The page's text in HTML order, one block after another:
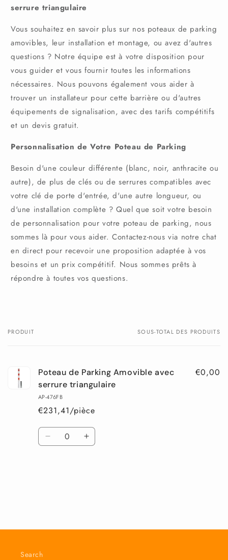
serrure triangulaire
Vous souhaitez en savoir plus sur nos poteaux de parking
amovibles, leur installation et montage, ou avez d'autres
questions ? Notre équipe est à votre disposition pour
vous guider et vous fournir toutes les informations
nécessaires. Nous pouvons également vous aider à
trouver un installateur pour cette barrière ou d'autres
équipements de signalisation, avec des tarifs compétitifs
et un devis gratuit.
Personnalisation de Votre Poteau de Parking
Besoin d'une couleur différente (blanc, noir, anthracite ou
autre), de plus de clés ou de serrures compatibles avec
votre clé de porte d'entrée, d'une autre longueur, ou
d'une installation complète ? Quel que soit votre besoin
de personnalisation pour votre poteau de parking, nous
sommes là pour vous aider. Contactez-nous via notre chat
en direct pour recevoir une proposition adaptée à vos
besoins et un prix compétitif. Nous sommes prêts à
répondre à toutes vos questions.
Votre
PRODUIT SOUS-TOTAL DES PRODUITS
Poteau de Parking Amovible avec
serrure triangulaire
AP-476FB
€231,41/pièce
€0,00
Quantité
Réduire
Augmenter
Search